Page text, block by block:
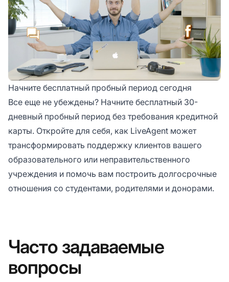
Начните бесплатный пробный период сегодня
Все еще не убеждены? Начните бесплатный 30-
дневный пробный период без требования кредитной
карты. Откройте для себя, как LiveAgent может
трансформировать поддержку клиентов вашего
образовательного или неправительственного
учреждения и помочь вам построить долгосрочные
отношения со студентами, родителями и донорами.
Часто задаваемые
вопросы